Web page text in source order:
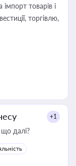
товарів і
торгівлю,
+1
далі?